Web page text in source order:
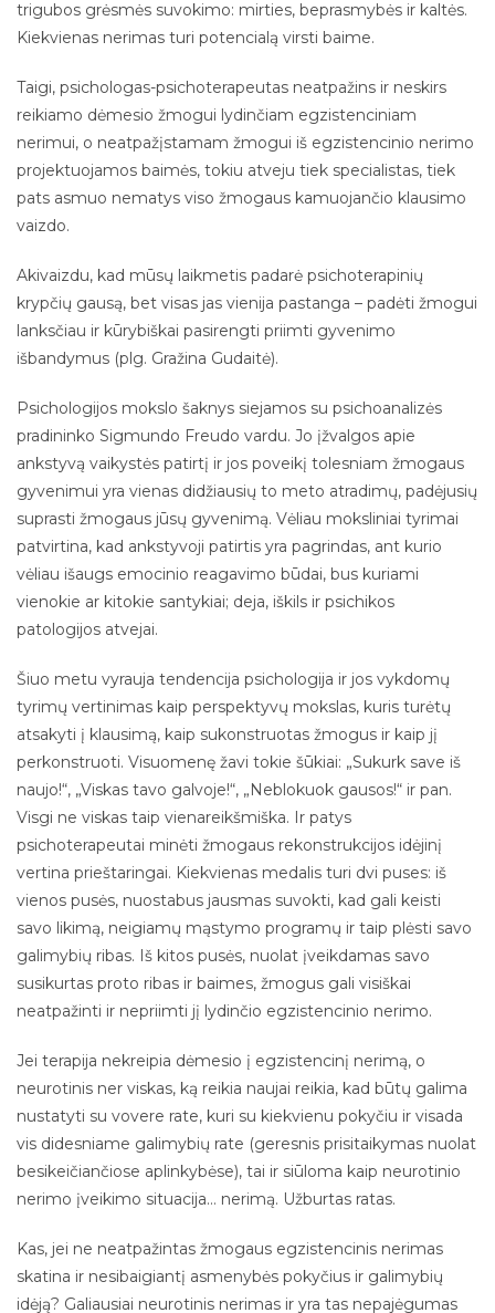
trigubos grėsmės suvokimo: mirties, beprasmybės ir kaltės.
Kiekvienas nerimas turi potencialą virsti baime.
Taigi, psichologas-psichoterapeutas neatpažins ir neskirs
reikiamo dėmesio žmogui lydinčiam egzistenciniam
nerimui, o neatpažįstamam žmogui iš egzistencinio nerimo
projektuojamos baimės, tokiu atveju tiek specialistas, tiek
pats asmuo nematys viso žmogaus kamuojančio klausimo
vaizdo.
Akivaizdu, kad mūsų laikmetis padarė psichoterapinių
krypčių gausą, bet visas jas vienija pastanga – padėti žmogui
lanksčiau ir kūrybiškai pasirengti priimti gyvenimo
išbandymus (plg. Gražina Gudaitė).
Psichologijos mokslo šaknys siejamos su psichoanalizės
pradininko Sigmundo Freudo vardu. Jo įžvalgos apie
ankstyvą vaikystės patirtį ir jos poveikį tolesniam žmogaus
gyvenimui yra vienas didžiausių to meto atradimų, padėjusių
suprasti žmogaus jūsų gyvenimą. Vėliau moksliniai tyrimai
patvirtina, kad ankstyvoji patirtis yra pagrindas, ant kurio
vėliau išaugs emocinio reagavimo būdai, bus kuriami
vienokie ar kitokie santykiai; deja, iškils ir psichikos
patologijos atvejai.
Šiuo metu vyrauja tendencija psichologija ir jos vykdomų
tyrimų vertinimas kaip perspektyvų mokslas, kuris turėtų
atsakyti į klausimą, kaip sukonstruotas žmogus ir kaip jį
perkonstruoti. Visuomenę žavi tokie šūkiai: „Sukurk save iš
naujo!“, „Viskas tavo galvoje!“, „Neblokuok gausos!“ ir pan.
Visgi ne viskas taip vienareikšmiška. Ir patys
psichoterapeutai minėti žmogaus rekonstrukcijos idėjinį
vertina prieštaringai. Kiekvienas medalis turi dvi puses: iš
vienos pusės, nuostabus jausmas suvokti, kad gali keisti
savo likimą, neigiamų mąstymo programų ir taip plėsti savo
galimybių ribas. Iš kitos pusės, nuolat įveikdamas savo
susikurtas proto ribas ir baimes, žmogus gali visiškai
neatpažinti ir nepriimti jį lydinčio egzistencinio nerimo.
Jei terapija nekreipia dėmesio į egzistencinį nerimą, o
neurotinis ner viskas, ką reikia naujai reikia, kad būtų galima
nustatyti su vovere rate, kuri su kiekvienu pokyčiu ir visada
vis didesniame galimybių rate (geresnis prisitaikymas nuolat
besikeičiančiose aplinkybėse), tai ir siūloma kaip neurotinio
nerimo įveikimo situacija… nerimą. Užburtas ratas.
Kas, jei ne neatpažintas žmogaus egzistencinis nerimas
skatina ir nesibaigiantį asmenybės pokyčius ir galimybių
idėją? Galiausiai neurotinis nerimas ir yra tas nepajėgumas